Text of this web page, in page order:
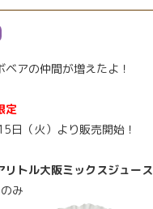
ベアの仲間が増えたよ！
定
日（火）より販売開始！
リトル大阪ミックスジュース
み